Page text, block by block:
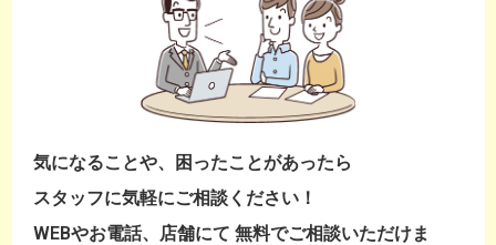
気になることや、困ったことがあったら
スタッフに気軽にご相談ください！
WEBやお電話、店舗にて 無料でご相談いただけま